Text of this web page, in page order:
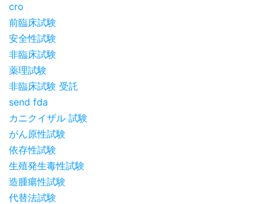
cro
前臨床試験
安全性試験
非臨床試験
薬理試験
非臨床試験 受託
send fda
カニクイザル 試験
がん原性試験
依存性試験
生殖発生毒性試験
造腫瘍性試験
代替法試験